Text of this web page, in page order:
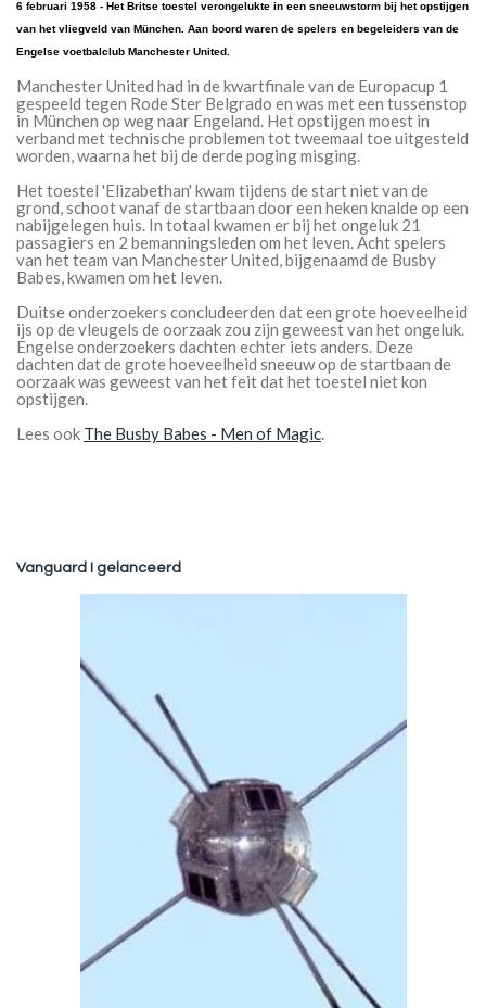
6 februari 1958 - Het Britse toestel verongelukte in een sneeuwstorm bij het opstijgen
van het vliegveld van München. Aan boord waren de spelers en begeleiders van de
Engelse voetbalclub Manchester United.
Manchester United had in de kwartfinale van de Europacup 1
gespeeld tegen Rode Ster Belgrado en was met een tussenstop
in München op weg naar Engeland. Het opstijgen moest in
verband met technische problemen tot tweemaal toe uitgesteld
worden, waarna het bij de derde poging misging.
Het toestel 'Elizabethan' kwam tijdens de start niet van de
grond, schoot vanaf de startbaan door een heken knalde op een
nabijgelegen huis. In totaal kwamen er bij het ongeluk 21
passagiers en 2 bemanningsleden om het leven. Acht spelers
van het team van Manchester United, bijgenaamd de Busby
Babes, kwamen om het leven.
Duitse onderzoekers concludeerden dat een grote hoeveelheid
ijs op de vleugels de oorzaak zou zijn geweest van het ongeluk.
Engelse onderzoekers dachten echter iets anders. Deze
dachten dat de grote hoeveelheid sneeuw op de startbaan de
oorzaak was geweest van het feit dat het toestel niet kon
opstijgen.
Lees ook The Busby Babes - Men of Magic.
Vanguard I gelanceerd